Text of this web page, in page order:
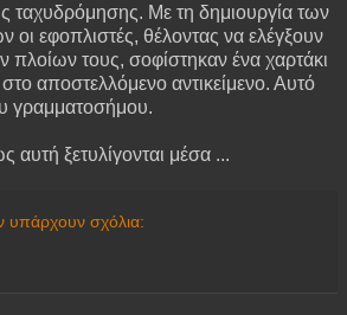
ταχυδρόμησης. Με τη δημιουργία των
οι εφοπλιστές, θέλοντας να ελέγξουν
τους, σοφίστηκαν ένα χαρτάκι
αποστελλόμενο αντικείμενο. Αυτό
γραμματοσήμου.
αυτή ξετυλίγονται μέσα ...
υπάρχουν σχόλια: